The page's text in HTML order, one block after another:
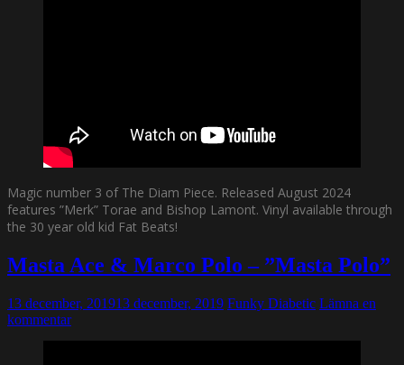
Magic number 3 of The Diam Piece. Released August 2024
features ”Merk” Torae and Bishop Lamont. Vinyl available through
the 30 year old kid Fat Beats!
Masta Ace & Marco Polo – ”Masta Polo”
13 december, 201913 december, 2019 Funky Diabetic Lämna en
kommentar